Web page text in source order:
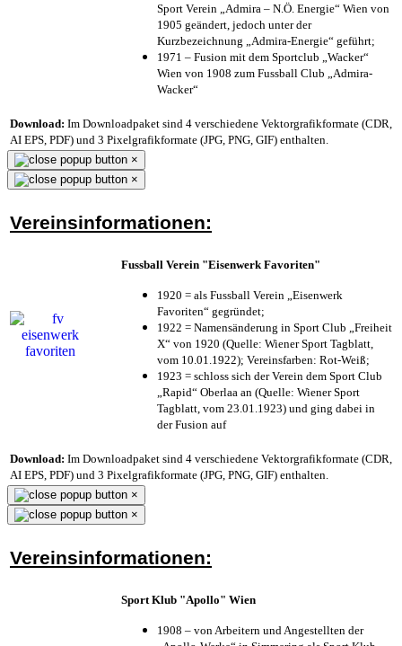
Sport Verein „Admira – N.Ö. Energie“ Wien von
1905 geändert, jedoch unter der
Kurzbezeichnung „Admira-Energie“ geführt;
1971 – Fusion mit dem Sportclub „Wacker“
Wien von 1908 zum Fussball Club „Admira-
Wacker“
Download: Im Downloadpaket sind 4 verschiedene Vektorgrafikformate (CDR,
AI EPS, PDF) und 3 Pixelgrafikformate (JPG, PNG, GIF) enthalten.
×
×
Vereinsinformationen:
Fussball Verein "Eisenwerk Favoriten"
1920 = als Fussball Verein „Eisenwerk
Favoriten“ gegründet;
1922 = Namensänderung in Sport Club „Freiheit
X“ von 1920 (Quelle: Wiener Sport Tagblatt,
vom 10.01.1922); Vereinsfarben: Rot-Weiß;
1923 = schloss sich der Verein dem Sport Club
„Rapid“ Oberlaa an (Quelle: Wiener Sport
Tagblatt, vom 23.01.1923) und ging dabei in
der Fusion auf
Download: Im Downloadpaket sind 4 verschiedene Vektorgrafikformate (CDR,
AI EPS, PDF) und 3 Pixelgrafikformate (JPG, PNG, GIF) enthalten.
×
×
Vereinsinformationen:
Sport Klub "Apollo" Wien
1908 – von Arbeitern und Angestellten der